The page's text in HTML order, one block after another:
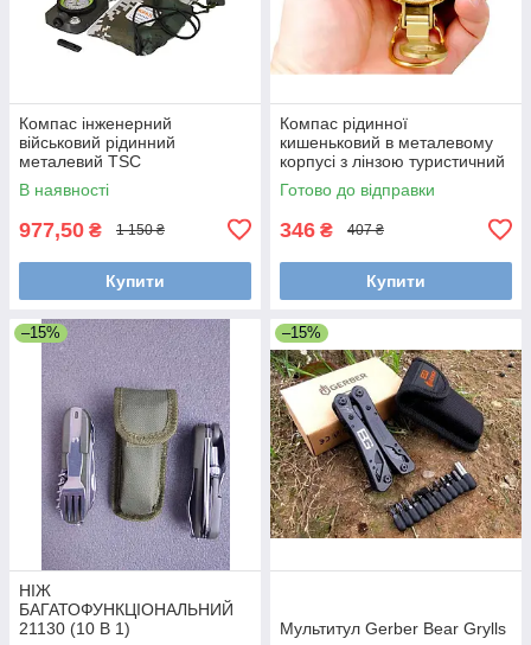
Компас інженерний
військовий рідинний
металевий TSC
В наявності
977,50 ₴ 1 150 ₴
Купити
Компас рідинної
кишеньковий в металевому
корпусі з лінзою туристичний
для спортивного
орієнтування
Готово до відправки
346 ₴ 407 ₴
Купити
–15%
НІЖ
БАГАТОФУНКЦІОНАЛЬНИЙ
21130 (10 В 1)
–15%
Мультитул Gerber Bear Grylls